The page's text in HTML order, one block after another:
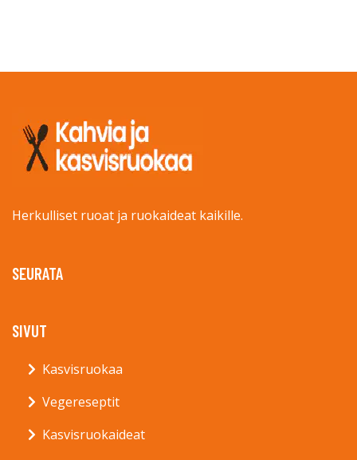
Herkulliset ruoat ja ruokaideat kaikille.
SEURATA
SIVUT
Kasvisruokaa
Vegereseptit
Kasvisruokaideat